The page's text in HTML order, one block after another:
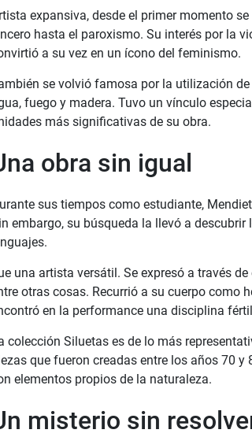
expansiva, desde el primer momento
hasta el paroxismo. Su interés por la
a su vez en un ícono del feminismo.
se volvió famosa por la utilización
fuego y madera. Tuvo un vínculo
más significativas de su obra.
obra sin igual
sus tiempos como estudiante,
embargo, su búsqueda la llevó a descubrir
una artista versátil. Se expresó a través
otras cosas. Recurrió a su cuerpo como
en la performance una disciplina
colección Siluetas es de lo más
que fueron creadas entre los años 70
elementos propios de la naturaleza.
misterio sin